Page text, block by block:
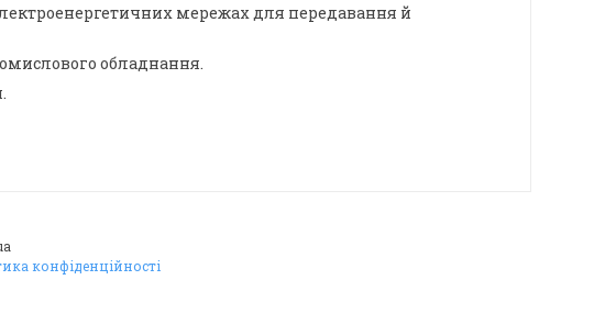
мережах для передавання й
обладнання.
конфіденційності